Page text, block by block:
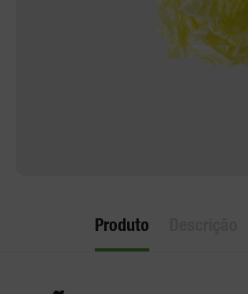
Produto